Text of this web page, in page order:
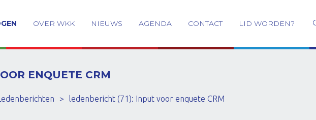
OVER WKK NIEUWS AGENDA CONTACT LID WORDEN?
ENQUETE CRM
> ledenbericht (71): Input voor enquete CRM